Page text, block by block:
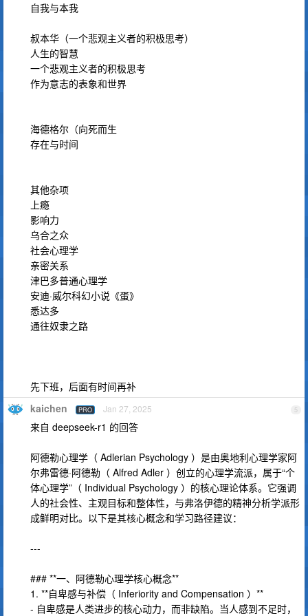
自我与本我
叔本华（一个悲观主义者的积极思考）
人生的智慧
一个悲观主义者的积极思考
作为意志的表象和世界
海德格尔（向死而生
存在与时间
其他杂项
上瘾
影响力
乌合之众
社会心理学
亲密关系
津巴多普通心理学
安迪·威尔科幻小说《蛋》
悉达多
通往奴隶之路
先下班，后面有时间再补
5
kaichen PRO Jan 27, 2025
来自 deepseek-r1 的回答
阿德勒心理学（ Adlerian Psychology ）是由奥地利心理学家阿
尔弗雷德·阿德勒（ Alfred Adler ）创立的心理学流派，属于“个
体心理学”（ Individual Psychology ）的核心理论体系。它强调
人的社会性、主观目标和整体性，与弗洛伊德的精神分析学派形
成鲜明对比。以下是其核心概念和学习路径建议：
---
### **一、阿德勒心理学核心概念**
1. **自卑感与补偿（ Inferiority and Compensation ）**
- 自卑感是人类进步的核心动力，而非缺陷。当人感到不足时，